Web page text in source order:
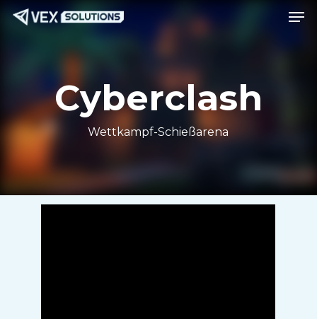
Zum
Hauptinhalt
Cyberclash
Wettkampf-Schießarena